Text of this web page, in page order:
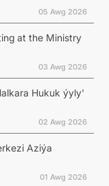
05 Awg 2026
at the Ministry
03 Awg 2026
Hukuk ýyly'
02 Awg 2026
Aziýa
01 Awg 2026